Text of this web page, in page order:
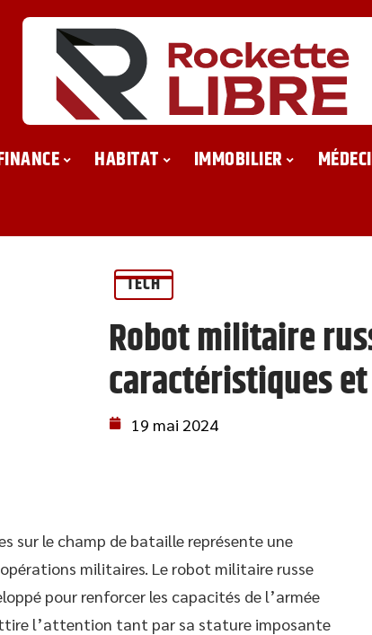
HABITAT IMMOBILIER
TECH
Robot militaire
caractéristiques
19 mai 2024
sur le champ de bataille représente une
militaires. Le robot militaire russe
pour renforcer les capacités de l’armée
l’attention tant par sa stature imposante